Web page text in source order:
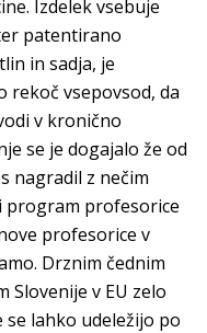
Izdelek vsebuje
patentirano
in sadja, je
rekoč vsepovsod, da
v kronično
se je dogajalo že od
nagradil z nečim
program profesorice
profesorice v
Drznim čednim
Slovenije v EU zelo
lahko udeležijo po